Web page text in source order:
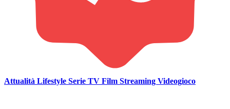
Attualità Lifestyle Serie TV Film Streaming Videogioco